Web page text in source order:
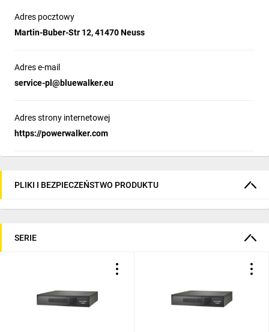
Adres pocztowy
Martin-Buber-Str 12, 41470 Neuss
Adres e-mail
service-pl@bluewalker.eu
Adres strony internetowej
https://powerwalker.com
PLIKI I BEZPIECZEŃSTWO PRODUKTU
SERIE